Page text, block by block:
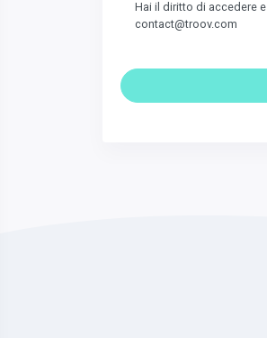
Hai il diritto di accedere
contact@troov.com